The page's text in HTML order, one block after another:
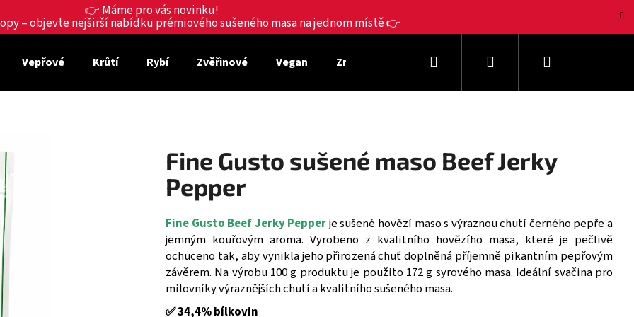
👉 Máme pro vás novinku!
– objevte nejširší nabídku prémiového sušeného masa na jednom místě 👉
Vepřové Krůtí Rybí Zvěřinové Vegan Značky Jerky Dárkové sady Výhodná balení
Hledat PřihlášeníNákupní
Fine Gusto sušené maso Beef Jerky
Pepper
Fine Gusto Beef Jerky Pepperje sušené hovězí maso s výraznou chutí černého pepře a
jemným kouřovým aroma. Vyrobeno z kvalitního hovězího masa, které je pečlivě
ochuceno tak, aby vynikla jeho přirozená chuť doplněná příjemně pikantním pepřovým
závěrem. Na výrobu 100 g produktu je použito 172 g syrového masa. Ideální svačina pro
milovníky výraznějších chutí a kvalitního sušeného masa.
✅ 34,4% bílkovin